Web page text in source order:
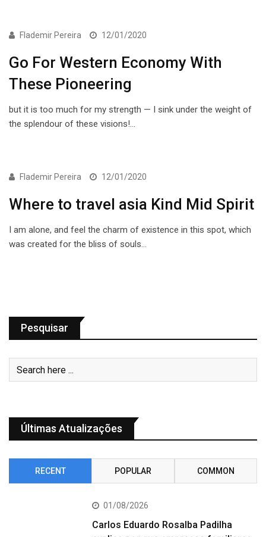
ECONOMIA
Flademir Pereira 12/01/2020
Go For Western Economy With
These Pioneering
but it is too much for my strength — I sink under the weight of
the splendour of these visions!…
ECONOMIA
Flademir Pereira 12/01/2020
Where to travel asia Kind Mid Spirit
I am alone, and feel the charm of existence in this spot, which
was created for the bliss of souls…
Pesquisar
Últimas Atualizações
RECENT POPULAR COMMON
01/08/2026
Carlos Eduardo Rosalba Padilha